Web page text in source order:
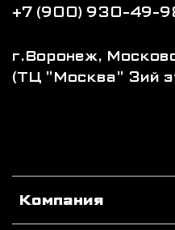
Компания
+7 (900) 930-49-
г.Воронеж,
(ТЦ "Москва" 3ий